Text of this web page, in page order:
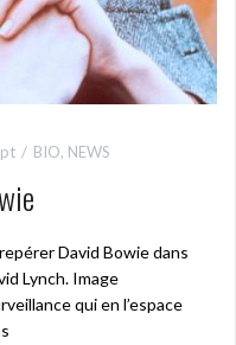
BIO, NEWS
David Bowie dans
Lynch. Image
qui en l’espace